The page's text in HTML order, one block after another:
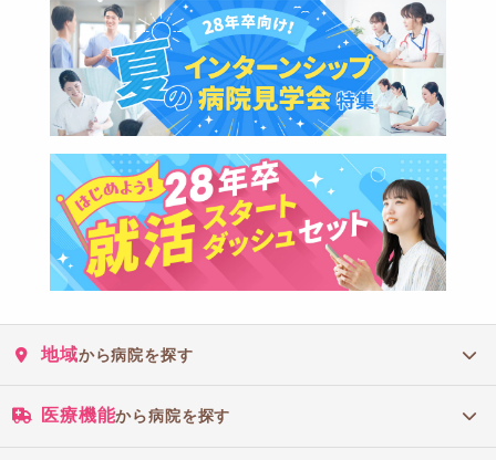
地域から病院を探す
医療機能から病院を探す